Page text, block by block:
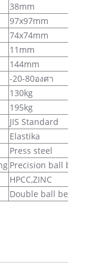
38mm
97x97mm
74x74mm
11mm
144mm
-20-80องศา
130kg
195kg
JIS Standard
Elastika
Press steel
Precision ball
HPCC,ZINC
Double ball